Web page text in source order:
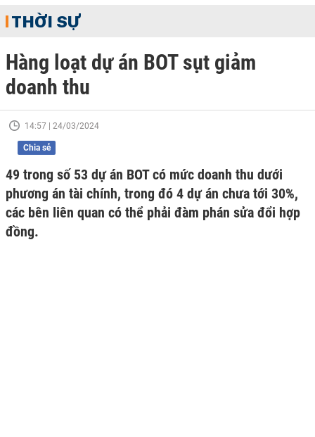
THỜI SỰ
Hàng loạt dự án BOT sụt giảm
doanh thu
14:57 | 24/03/2024
Chia sẻ
49 trong số 53 dự án BOT có mức doanh thu dưới
phương án tài chính, trong đó 4 dự án chưa tới 30%,
các bên liên quan có thể phải đàm phán sửa đổi hợp
đồng.